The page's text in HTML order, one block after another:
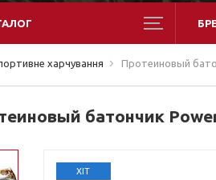
харчування Протеиновый
батончик
ХІТ